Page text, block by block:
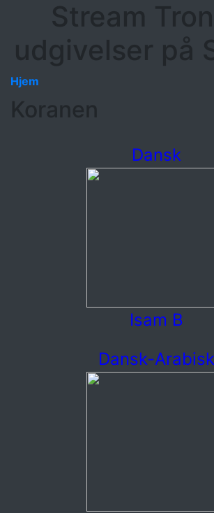
Stream
udgivelser på
Hjem
Koranen
Dansk
Isam B
Dansk-Arabisk